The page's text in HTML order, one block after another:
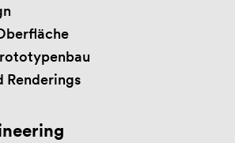
Renderings